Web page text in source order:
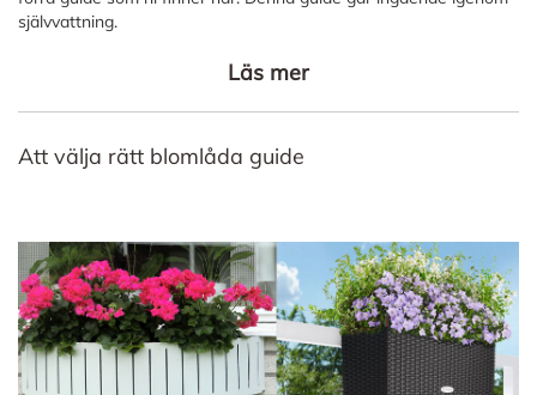
självvattning.
Läs mer
Att välja rätt blomlåda guide